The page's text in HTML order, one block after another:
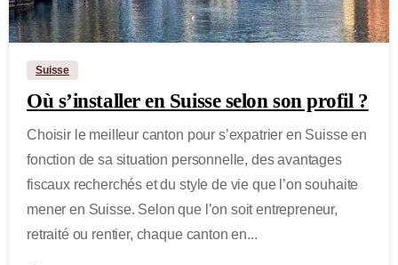
-
Suisse
Où s’installer en Suisse selon son profil ?
Choisir le meilleur canton pour s’expatrier en Suisse en
fonction de sa situation personnelle, des avantages
fiscaux recherchés et du style de vie que l’on souhaite
mener en Suisse. Selon que l’on soit entrepreneur,
retraité ou rentier, chaque canton en...